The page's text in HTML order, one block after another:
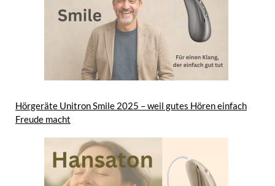
Hörgeräte Unitron Smile 2025 – weil gutes Hören einfach
Freude macht